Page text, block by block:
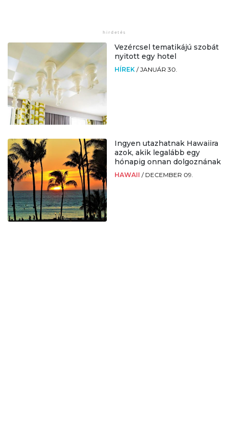
Vezércsel tematikájú szobát
nyitott egy hotel
HÍREK /JANUÁR 30.
Ingyen utazhatnak Hawaiira
azok, akik legalább egy
hónapig onnan dolgoznának
HAWAII / DECEMBER 09.